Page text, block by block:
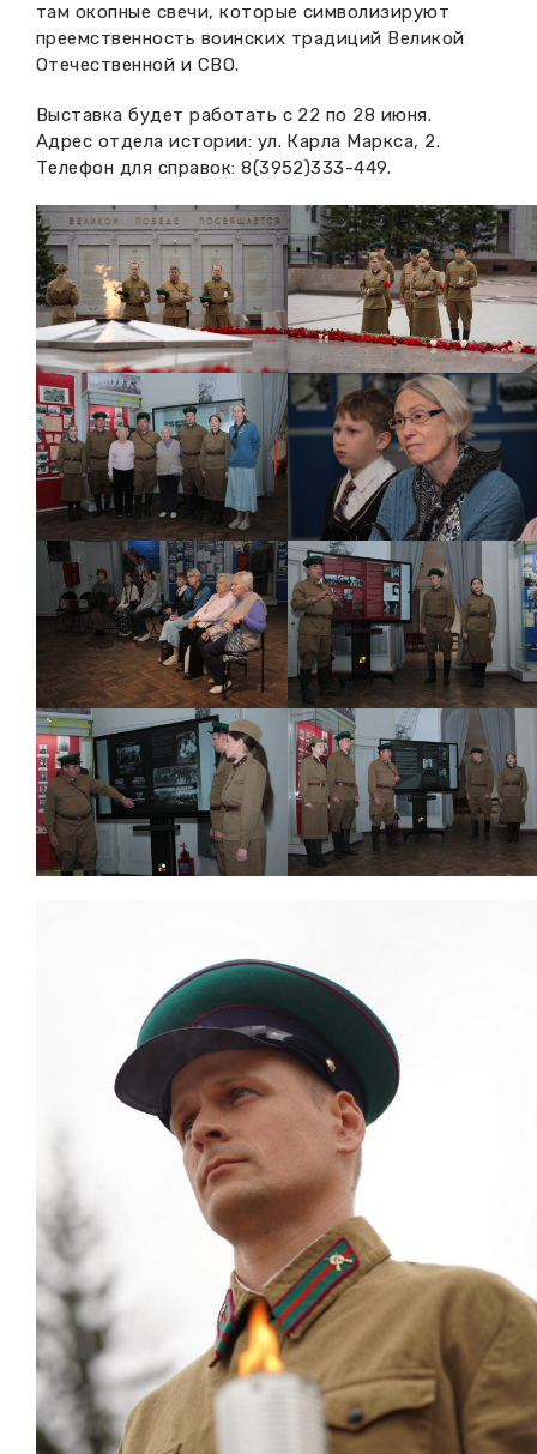
там окопные свечи, которые символизируют
преемственность воинских традиций Великой
Отечественной и СВО.
Выставка будет работать с 22 по 28 июня.
Адрес отдела истории: ул. Карла Маркса, 2.
Телефон для справок: 8(3952)333-449.